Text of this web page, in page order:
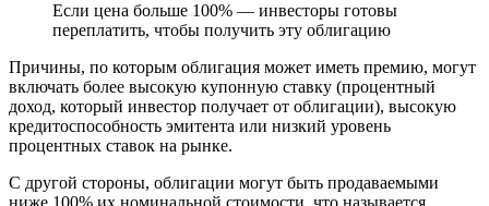
Если цена больше 100% — инвесторы готовы
переплатить, чтобы получить эту облигацию
Причины, по которым облигация может иметь премию, могут
включать более высокую купонную ставку (процентный
доход, который инвестор получает от облигации), высокую
кредитоспособность эмитента или низкий уровень
процентных ставок на рынке.
С другой стороны, облигации могут быть продаваемыми